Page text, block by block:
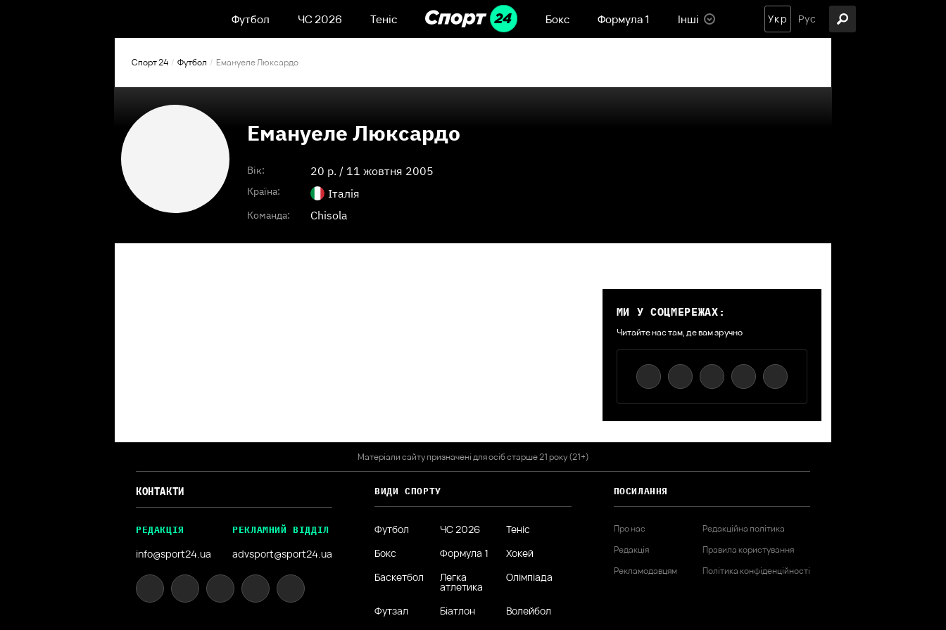
Футбол ЧС 2026 Теніс Бокс Формула 1 Інші Укр Рус
Спорт 24 Футбол Емануеле Люксардо
Емануеле Люксардо
Вік: 20 p. / 11 жовтня 2005
Країна: Італія
Команда: Chisola
МИ У СОЦМЕРЕЖАХ:
Читайте нас там, де вам зручно
Матеріали сайту призначені для осіб старше 21 року (21+)
КОНТАКТИ
РЕДАКЦІЯ
info@sport24.ua
РЕКЛАМНИЙ ВІДДІЛ
advsport@sport24.ua
ВИДИ СПОРТУ
Футбол ЧС 2026
Теніс
Бокс
Формула 1
Хокей
Баскетбол
Легка
атлетика
Олімпіада
Футзал Біатлон
Волейбол
ПОСИЛАННЯ
Про нас
Редакція
Рекламодавцям
Редакційна політика
Правила користування
Політика конфіденційності